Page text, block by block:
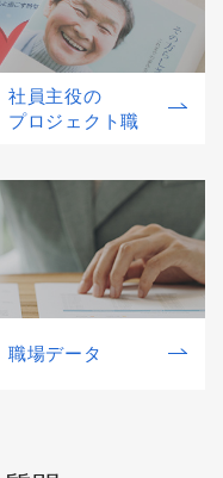
社員主役の
プロジェクト職
職場データ